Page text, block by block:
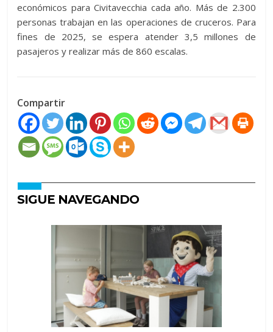
económicos para Civitavecchia cada año. Más de 2.300
personas trabajan en las operaciones de cruceros. Para
fines de 2025, se espera atender 3,5 millones de
pasajeros y realizar más de 860 escalas.
Compartir
SIGUE NAVEGANDO